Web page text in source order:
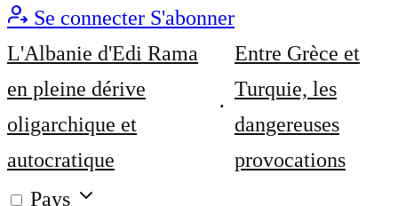
Se connecter S'abonner
L'Albanie d'Edi Rama
en pleine dérive
oligarchique et
autocratique
Entre Grèce et
Turquie, les
dangereuses
provocations
Pays